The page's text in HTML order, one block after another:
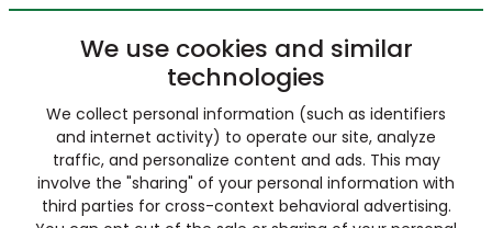
We use cookies and similar
technologies
We collect personal information (such as identifiers
and internet activity) to operate our site, analyze
traffic, and personalize content and ads. This may
involve the "sharing" of your personal information with
third parties for cross-context behavioral advertising.